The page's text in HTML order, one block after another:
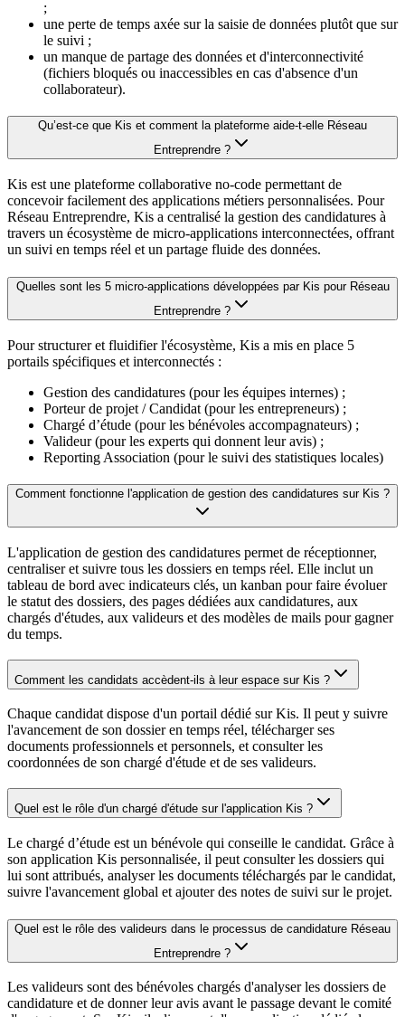
;
une perte de temps axée sur la saisie de données plutôt que sur
le suivi ;
un manque de partage des données et d'interconnectivité
(fichiers bloqués ou inaccessibles en cas d'absence d'un
collaborateur).
Qu’est-ce que Kis et comment la plateforme aide-t-elle Réseau
Entreprendre ?
Kis est une plateforme collaborative no-code permettant de
concevoir facilement des applications métiers personnalisées. Pour
Réseau Entreprendre, Kis a centralisé la gestion des candidatures à
travers un écosystème de micro-applications interconnectées, offrant
un suivi en temps réel et un partage fluide des données.
Quelles sont les 5 micro-applications développées par Kis pour Réseau
Entreprendre ?
Pour structurer et fluidifier l'écosystème, Kis a mis en place 5
portails spécifiques et interconnectés :
Gestion des candidatures (pour les équipes internes) ;
Porteur de projet / Candidat (pour les entrepreneurs) ;
Chargé d’étude (pour les bénévoles accompagnateurs) ;
Valideur (pour les experts qui donnent leur avis) ;
Reporting Association (pour le suivi des statistiques locales)
Comment fonctionne l'application de gestion des candidatures sur Kis ?
L'application de gestion des candidatures permet de réceptionner,
centraliser et suivre tous les dossiers en temps réel. Elle inclut un
tableau de bord avec indicateurs clés, un kanban pour faire évoluer
le statut des dossiers, des pages dédiées aux candidatures, aux
chargés d'études, aux valideurs et des modèles de mails pour gagner
du temps.
Comment les candidats accèdent-ils à leur espace sur Kis ?
Chaque candidat dispose d'un portail dédié sur Kis. Il peut y suivre
l'avancement de son dossier en temps réel, télécharger ses
documents professionnels et personnels, et consulter les
coordonnées de son chargé d'étude et de ses valideurs.
Quel est le rôle d'un chargé d'étude sur l'application Kis ?
Le chargé d’étude est un bénévole qui conseille le candidat. Grâce à
son application Kis personnalisée, il peut consulter les dossiers qui
lui sont attribués, analyser les documents téléchargés par le candidat,
suivre l'avancement global et ajouter des notes de suivi sur le projet.
Quel est le rôle des valideurs dans le processus de candidature Réseau
Entreprendre ?
Les valideurs sont des bénévoles chargés d'analyser les dossiers de
candidature et de donner leur avis avant le passage devant le comité